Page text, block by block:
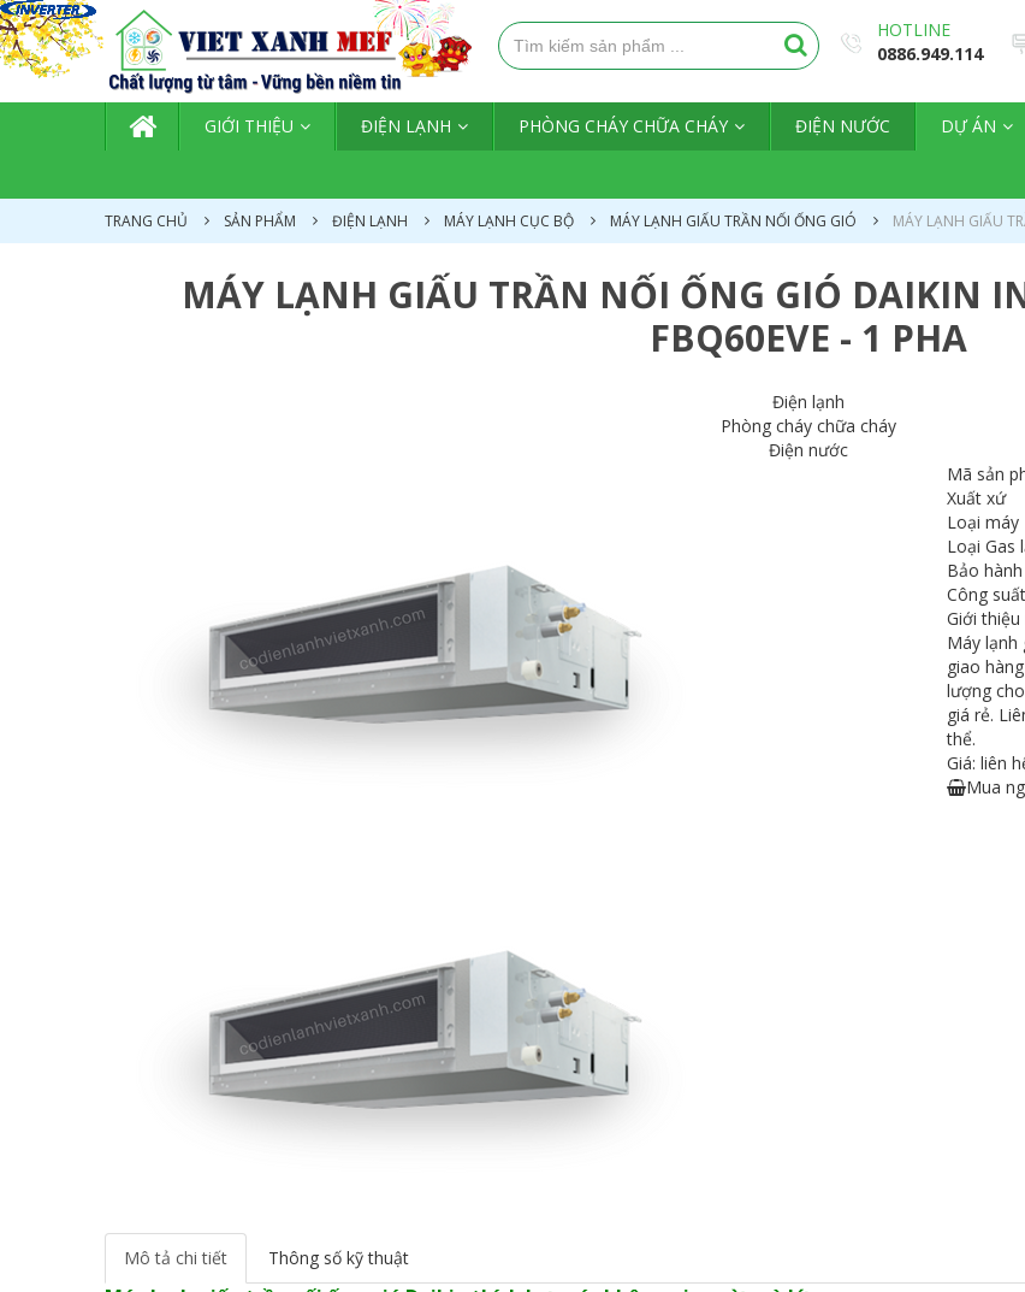
HOTLINE
0886.949.114
TRANG CHỦ
GIỚI THIỆU ĐIỆN LẠNH PHÒNG CHÁY CHỮA CHÁY ĐIỆN NƯỚC DỰ ÁN
TRANG CHỦ SẢN PHẨM ĐIỆN LẠNH MÁY LẠNH CỤC BỘ MÁY LẠNH GIẤU TRẦN NỐI ỐNG GIÓ MÁY LẠNH GIẤU
MÁY LẠNH GIẤU TRẦN NỐI ỐNG GIÓ DAIKIN
FBQ60EVE - 1 PHA
Điện lạnh
Phòng cháy chữa cháy
Điện nước
Mã sản
Xuất xứ
Loại máy
Loại Gas
Bảo hành
Công suất
Giới thiệu
Máy lạnh
giao
lượng
giá rẻ.
thể.
Giá: liên
Mua
Mô tả chi tiết Thông số kỹ thuật